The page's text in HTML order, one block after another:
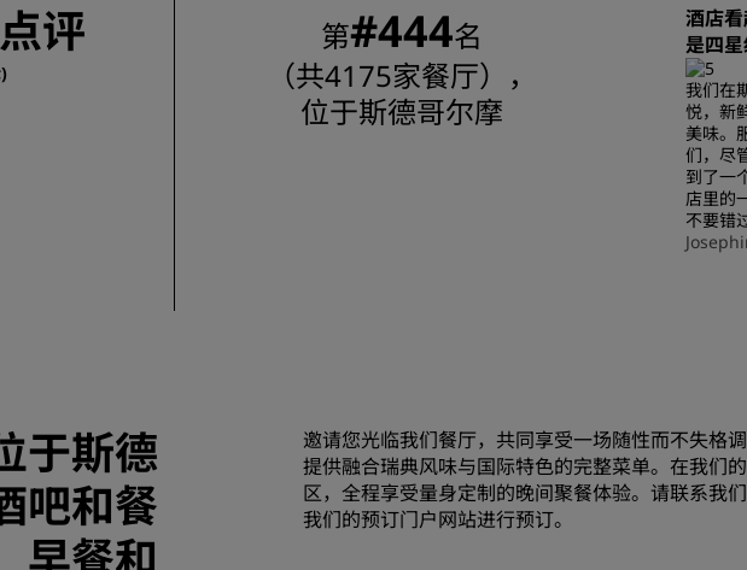
评 第#444名
（共4175家餐厅），
位于斯德哥尔摩
酒店
是四
我们在
悦，新
美味。
们，尽
到了一
店里的
不要错
于斯德
吧和餐
邀请您光临我们餐厅，共同享受一场随性而不失格
提供融合瑞典风味与国际特色的完整菜单。在我们
区，全程享受量身定制的晚间聚餐体验。请联系我们
我们的预订门户网站进行预订。